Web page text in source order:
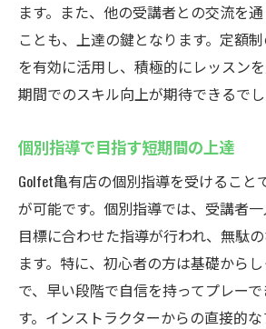
ます。また、他の受講者との交流を
ことも、上達の鍵となります。定額
を有効に活用し、積極的にレッスン
期間でのスキル向上が期待できるでし
個別指導で目指す短期間の上達
Golfet亀有店の個別指導を受けること
が可能です。個別指導では、受講者
目標に合わせた指導が行われ、無駄
ます。特に、初心者の方は基礎から
で、早い段階で自信を持ってプレー
す。インストラクターからの直接的